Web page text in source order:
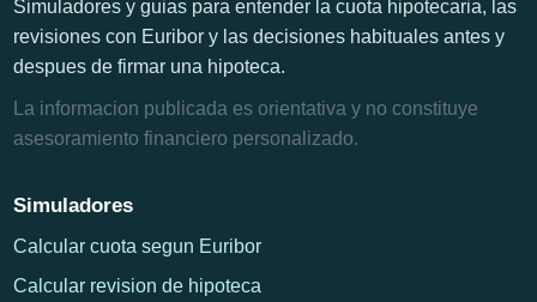
Simuladores y guias para entender la cuota hipotecaria, las
revisiones con Euribor y las decisiones habituales antes y
despues de firmar una hipoteca.
La informacion publicada es orientativa y no constituye
asesoramiento financiero personalizado.
Simuladores
Calcular cuota segun Euribor
Calcular revision de hipoteca